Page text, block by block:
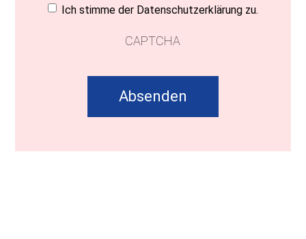
Einwilligung(erforderlich)
Ich stimme der Datenschutzerklärung zu.
CAPTCHA